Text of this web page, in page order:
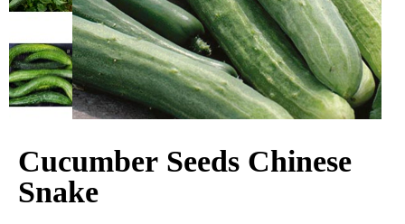
Cucumber Seeds Chinese
Snake